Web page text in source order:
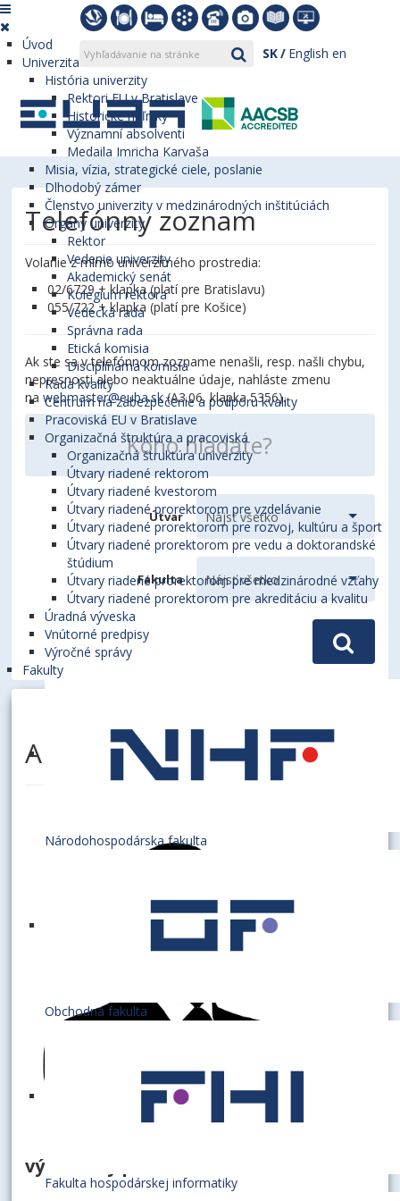
SK English en
Úvod
Univerzita
História univerzity
Rektori EU v Bratislave
Historické míľniky
Významní absolventi
Medaila Imricha Karvaša
Misia, vízia, strategické ciele, poslanie
Dlhodobý zámer
Členstvo univerzity v medzinárodných inštitúciách
Orgány univerzity
Rektor
Vedenie univerzity
Akademický senát
Kolégium rektora
Vedecká rada
Správna rada
Etická komisia
Disciplinárna komisia
Rada kvality
Centrum na zabezpečenie a podporu kvality
Pracoviská EU v Bratislave
Organizačná štruktúra a pracoviská
Organizačná štruktúra univerzity
Útvary riadené rektorom
Útvary riadené kvestorom
Útvary riadené prorektorom pre vzdelávanie
Útvary riadené prorektorom pre rozvoj, kultúru a šport
Útvary riadené prorektorom pre vedu a doktorandské
štúdium
Útvary riadené prorektorom pre medzinárodné vzťahy
Útvary riadené prorektorom pre akreditáciu a kvalitu
Úradná výveska
Vnútorné predpisy
Výročné správy
Fakulty
Národohospodárska fakulta
Obchodná fakulta
Fakulta hospodárskej informatiky
Telefónny zoznam
Volanie z mimo univerzitného prostredia:
02/6729 + klapka (platí pre Bratislavu)
055/722 + klapka (platí pre Košice)
Ak ste sa v telefónnom zozname nenašli, resp. našli chybu,
nepresnosti alebo neaktuálne údaje, nahláste zmenu
nawebmaster@euba.sk(A3.06, klapka 5356).
Útvar
Fakulta
ARTIUKHOV, Artem, PhD.
výskumný pracovník